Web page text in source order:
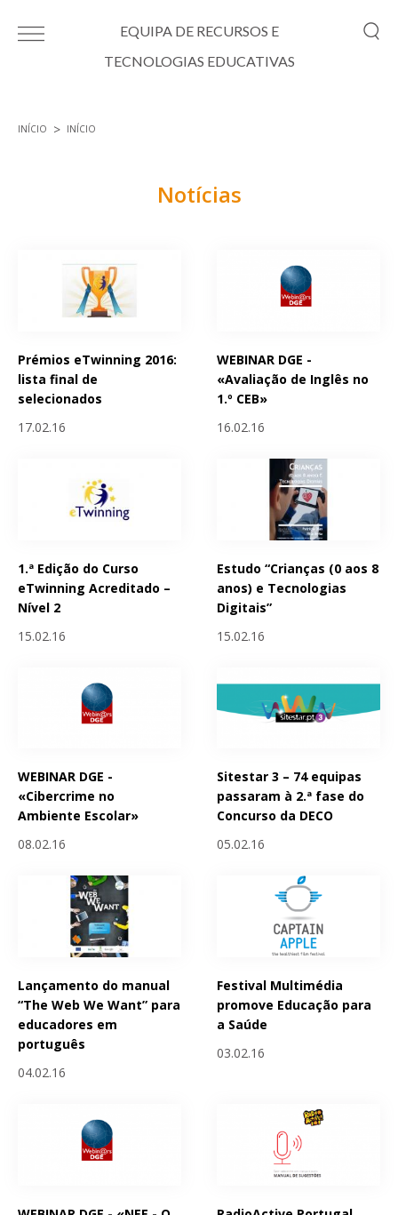
EQUIPA DE RECURSOS E
TECNOLOGIAS EDUCATIVAS
INÍCIO INÍCIO
Notícias
Prémios eTwinning 2016:
lista final de
selecionados
17.02.16
WEBINAR DGE -
«Avaliação de Inglês no
1.º CEB»
16.02.16
1.ª Edição do Curso
eTwinning Acreditado –
Nível 2
15.02.16
Estudo “Crianças (0 aos 8
anos) e Tecnologias
Digitais”
15.02.16
WEBINAR DGE -
«Cibercrime no
Ambiente Escolar»
08.02.16
Sitestar 3 – 74 equipas
passaram à 2.ª fase do
Concurso da DECO
05.02.16
Lançamento do manual
“The Web We Want” para
educadores em
português
04.02.16
Festival Multimédia
promove Educação para
a Saúde
03.02.16
Páginas